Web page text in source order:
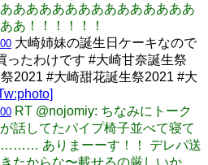
ああああああああああああああ
あ！！！！！！
大崎姉妹の誕生日ケーキなので
ったわけです #大崎甘奈誕生祭
2021 #大崎甜花誕生祭2021 #大
RT @nojomiy: ちなみにトーク
話してたパイプ椅子並べて寝て
……… ありまーーす！！ デレパ送
たからな〜載せるの厳しいか